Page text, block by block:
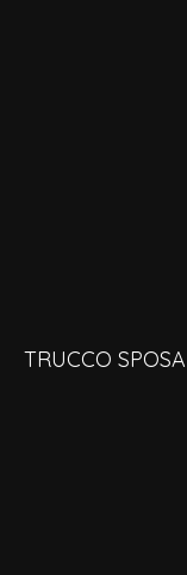
TRUCCO SPOSA